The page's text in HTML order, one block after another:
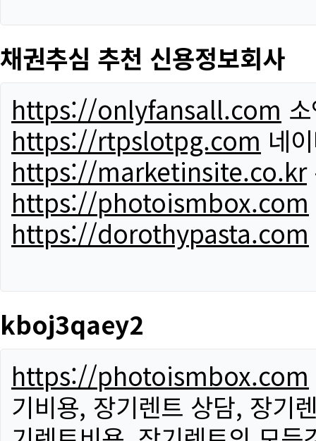
채권추심 추천 신용정보회사
https://onlyfansall.com
https://rtpslotpg.com 네
https://marketinsite.co.kr
https://photoismbox.com
https://dorothypasta.com
kboj3qaey2
https://photoismbox.com
기비용, 장기렌트 상담, 장기